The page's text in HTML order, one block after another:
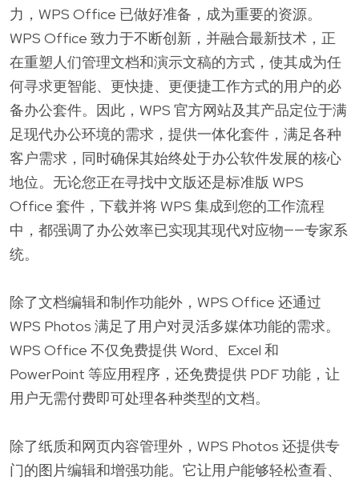
力，WPS Office 已做好准备，成为重要的资源。
WPS Office 致力于不断创新，并融合最新技术，正
在重塑人们管理文档和演示文稿的方式，使其成为任
何寻求更智能、更快捷、更便捷工作方式的用户的必
备办公套件。因此，WPS 官方网站及其产品定位于满
足现代办公环境的需求，提供一体化套件，满足各种
客户需求，同时确保其始终处于办公软件发展的核心
地位。无论您正在寻找中文版还是标准版 WPS
Office 套件，下载并将 WPS 集成到您的工作流程
中，都强调了办公效率已实现其现代对应物——专家系
统。
除了文档编辑和制作功能外，WPS Office 还通过
WPS Photos 满足了用户对灵活多媒体功能的需求。
WPS Office 不仅免费提供 Word、Excel 和
PowerPoint 等应用程序，还免费提供 PDF 功能，让
用户无需付费即可处理各种类型的文档。
除了纸质和网页内容管理外，WPS Photos 还提供专
门的图片编辑和增强功能。它让用户能够轻松查看、